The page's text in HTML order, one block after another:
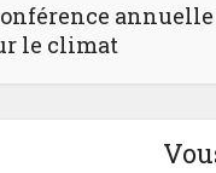
annuelle
le climat